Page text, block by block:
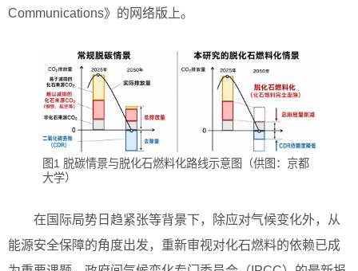
Communications》的网络版上。
图1 脱碳情景与脱化石燃料化路线示意图（供图：京都
大学）
在国际局势日趋紧张等背景下，除应对气候变化外，从
能源安全保障的角度出发，重新审视对化石燃料的依赖已成